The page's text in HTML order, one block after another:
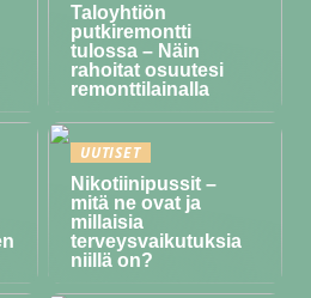
Taloyhtiön
putkiremontti
tulossa – Näin
rahoitat osuutesi
remonttilainalla
UUTISET
Nikotiinipussit –
mitä ne ovat ja
millaisia
terveysvaikutuksia
niillä on?